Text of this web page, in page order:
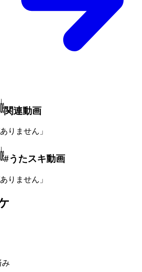
関連動画
りません」
#うたスキ動画
りません」
み